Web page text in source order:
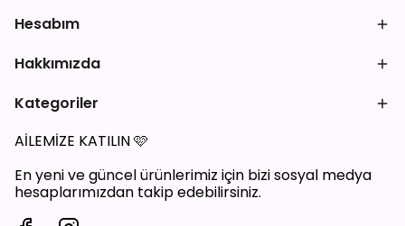
Hesabım
Hakkımızda
Kategoriler
AİLEMİZE KATILIN🩷
En yeni ve güncel ürünlerimiz için bizi sosyal medya
hesaplarımızdan takip edebilirsiniz.